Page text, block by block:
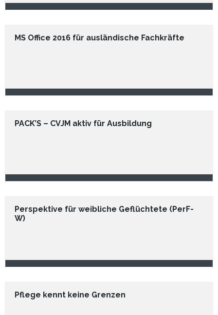
MS Office 2016 für ausländische Fachkräfte
PACK’S – CVJM aktiv für Ausbildung
Perspektive für weibliche Geflüchtete (PerF-
W)
Pflege kennt keine Grenzen